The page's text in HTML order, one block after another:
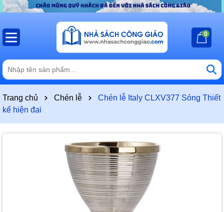
0
Trang chủ Chén lễ
Chén lễ Italy CLXV377 Sóng Thiết
kế hiện đại